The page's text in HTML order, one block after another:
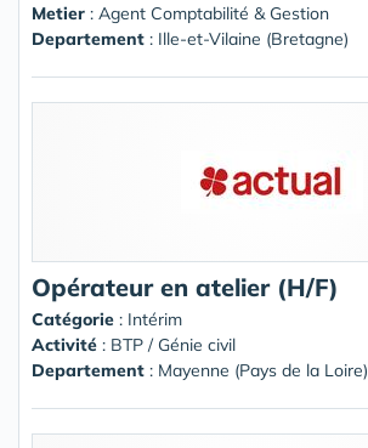
Metier : Agent Comptabilité & Gestion
Departement : Ille-et-Vilaine (Bretagne)
Opérateur en atelier (H/F)
Catégorie : Intérim
Activité : BTP / Génie civil
Departement : Mayenne (Pays de la Loire)